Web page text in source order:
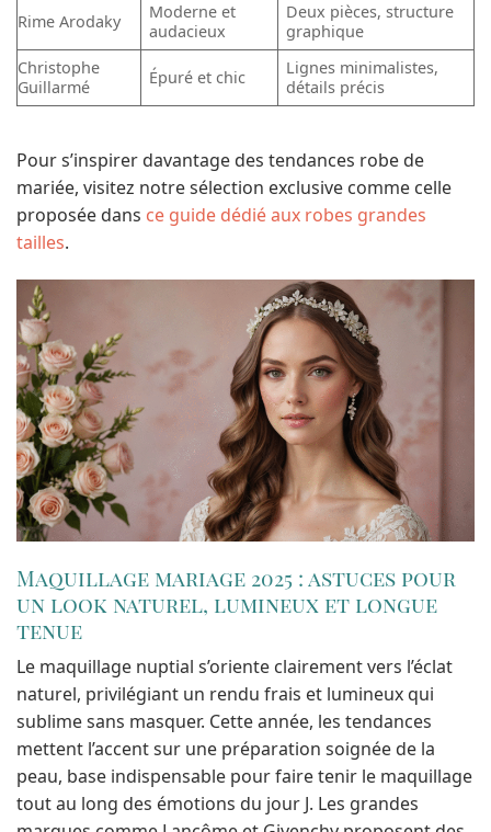
Rime Arodaky
Moderne et
audacieux
Deux pièces, structure
graphique
Christophe
Guillarmé
Épuré et chic
Lignes minimalistes,
détails précis
Pour s’inspirer davantage des tendances robe de
mariée, visitez notre sélection exclusive comme celle
proposée dans ce guide dédié aux robes grandes
tailles.
Maquillage mariage 2025 : astuces pour
un look naturel, lumineux et longue
tenue
Le maquillage nuptial s’oriente clairement vers l’éclat
naturel, privilégiant un rendu frais et lumineux qui
sublime sans masquer. Cette année, les tendances
mettent l’accent sur une préparation soignée de la
peau, base indispensable pour faire tenir le maquillage
tout au long des émotions du jour J. Les grandes